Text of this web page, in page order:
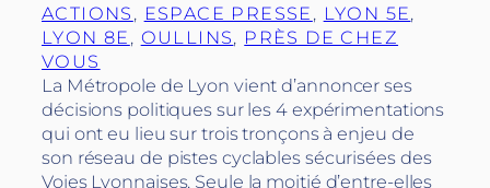
ACTIONS , ESPACE PRESSE , LYON 5E
LYON 8E , OULLINS, PRÈS DE CHEZ
VOUS
La Métropole de Lyon vient d’annoncer ses
décisions politiques sur les 4 expérimentations
qui ont eu lieu sur trois tronçons à enjeu de
son réseau de pistes cyclables sécurisées des
Voies Lyonnaises. Seule la moitié d’entre-elles